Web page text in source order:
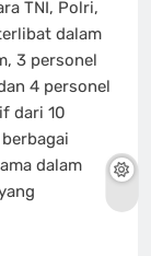
TNI, Polri,
dalam
3 personel
4 personel
dari 10
dalam